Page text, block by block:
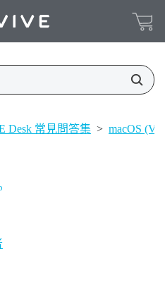
Desk 常見問答集 > macOS